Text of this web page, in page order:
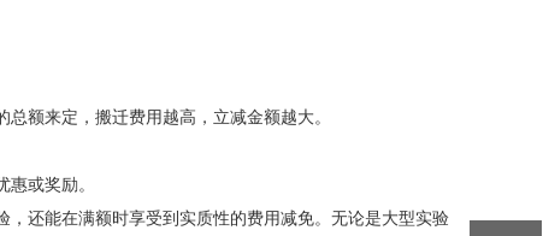
额来定，搬迁费用越高，立减金额越大。
或奖励。
还能在满额时享受到实质性的费用减免。无论是大型实验